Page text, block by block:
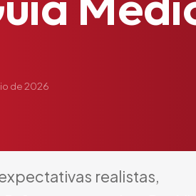
de 2026
realistas,